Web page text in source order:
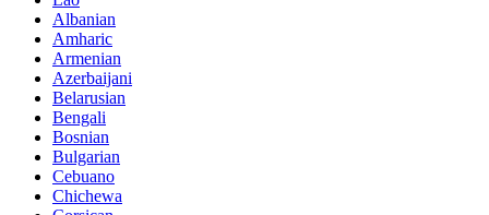
Albanian
Amharic
Armenian
Azerbaijani
Belarusian
Bengali
Bosnian
Bulgarian
Cebuano
Chichewa